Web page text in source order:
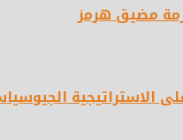
مضيق هرمز
الاستراتيجية